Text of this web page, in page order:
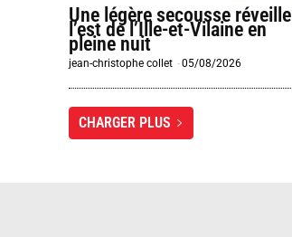
Une légère secousse réveille
l’est de l’Ille-et-Vilaine en
pleine nuit
jean-christophe collet -05/08/2026
CHARGER PLUS